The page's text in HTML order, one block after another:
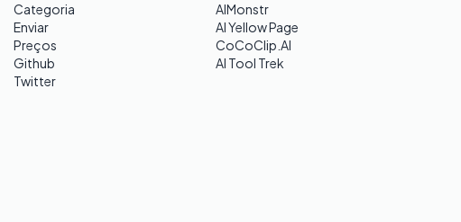
Categoria
Enviar
Preços
Github
Twitter
AIMonstr
AI Yellow Page
CoCoClip.AI
AI Tool Trek